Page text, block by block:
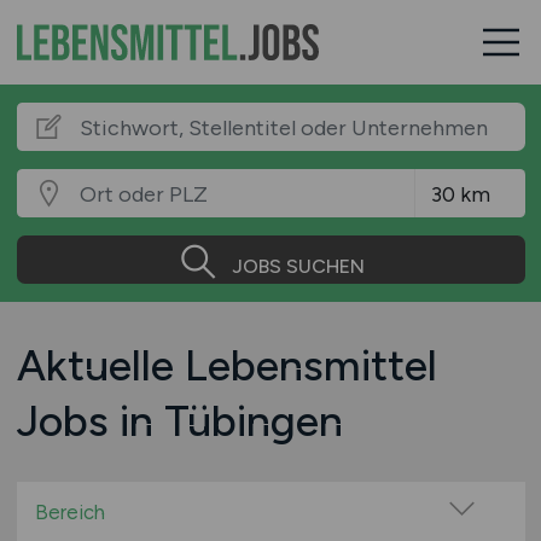
JOBS SUCHEN
Aktuelle Lebensmittel
Jobs in Tübingen
Bereich